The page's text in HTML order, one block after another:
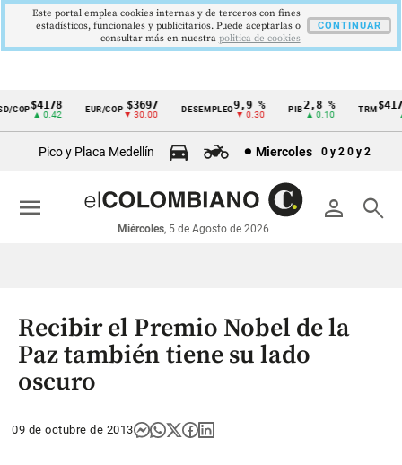
Cintillo
económicos
Colombia
$4178
▲ 0.42
EUR/COP $3697
▼ 30.00
DESEMPLEO 9,9 %
▼ 0.30
2,8 %
▲ 0.10
TRM
▲
Pico y Placa Medellín Miercoles 0 y 2 0 y 2
person search
Miércoles, 5 de Agosto de 2026
menu
Recibir el Premio Nobel de la
Paz también tiene su lado
oscuro
09 de octubre de 2013
Este portal emplea cookies internas y de terceros con fines
estadísticos, funcionales y publicitarios. Puede aceptarlas o
consultar más en nuestra politica de cookies
CONTINUAR